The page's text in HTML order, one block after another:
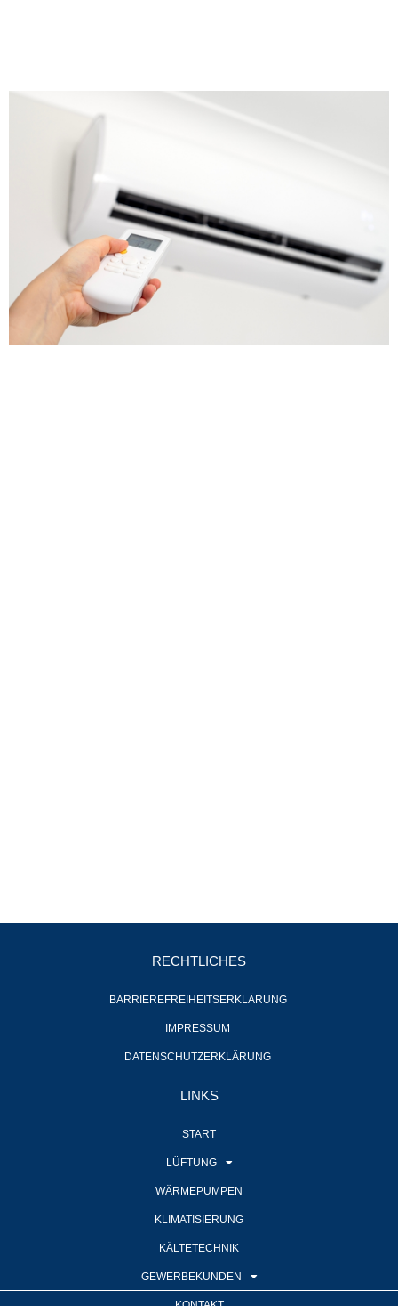
RECHTLICHES
BARRIEREFREIHEITSERKLÄRUNG
IMPRESSUM
DATENSCHUTZERKLÄRUNG
LINKS
START
LÜFTUNG
WÄRMEPUMPEN
KLIMATISIERUNG
KÄLTETECHNIK
GEWERBEKUNDEN